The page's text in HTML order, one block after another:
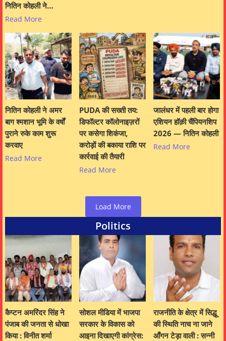
नितिन कोहली ने…
Read More
नितिन कोहली ने अमर
बाग श्मशान भूमि के वर्षों
पुराने रुके काम शुरू
करवाए
Read More
PUDA की सख्ती तय:
डिफॉल्टर कॉलोनाइज़रों
पर कसेगा शिकंजा,
करोड़ों की बकाया राशि पर
कार्रवाई की तैयारी
Read More
जालंधर में पहली बार होगा
एशियन हॉक़ी चैंपियनशिप
2026 — नितिन कोहली
Read More
Load More
Politics
कैप्टन अमरिंदर सिंह ने
पंजाब की जनता से धोखा
किया : विनीत शर्मा
सोशल मीडिया में भाजपा
सरकार के विकास को
आइना दिखाएगी कांग्रेस:
राजनीति के क्षेत्र में सिद्धू
की स्थिति नाच ना जाने
आँगन टेड़ा वाली : सन्नी